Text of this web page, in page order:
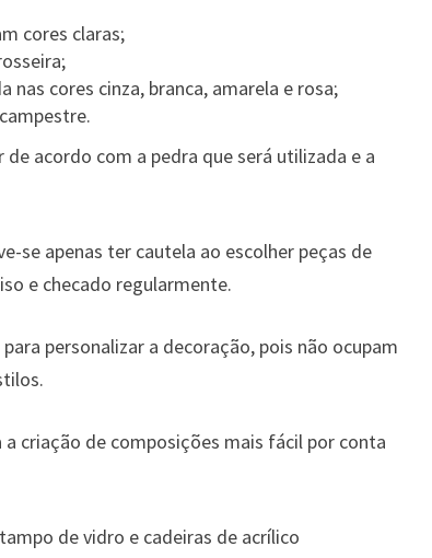
cores claras;
cores cinza, branca, amarela e rosa;
acordo com a pedra que será utilizada e a
se apenas ter cautela ao escolher peças de
e checado regularmente.
personalizar a decoração, pois não ocupam
criação de composições mais fácil por conta
de vidro e cadeiras de acrílico